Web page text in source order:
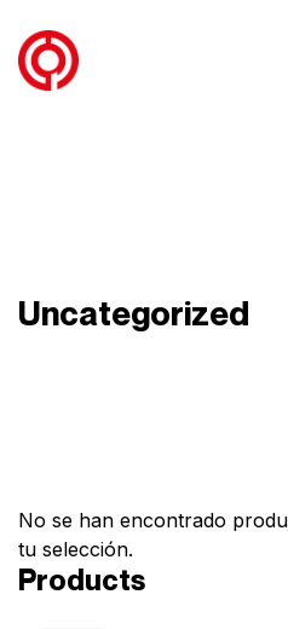
Uncategorized
No se han encontrado
tu selección.
Products